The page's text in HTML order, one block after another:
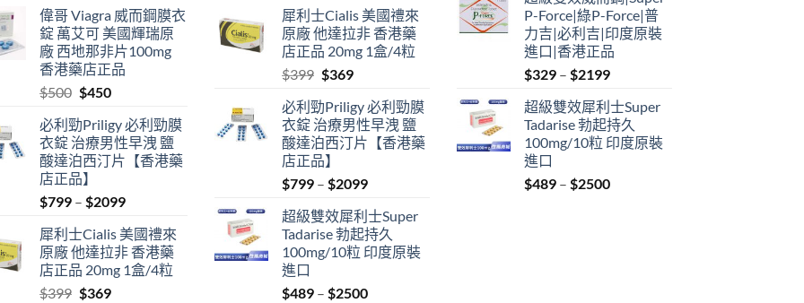
$489
through
$2500
偉哥 Viagra 威而鋼膜衣
錠 萬艾可 美國輝瑞原
廠 西地那非片100mg
香港藥店正品
$500 Original
was:
$500.
$450Current
is:
$450.
必利勁Priligy 必利勁膜
衣錠 治療男性早洩 鹽
酸達泊西汀片【香港藥
店正品】
$799 – $2099Price
$799
through
$2099
犀利士Cialis 美國禮來
原廠 他達拉非 香港藥
店正品 20mg 1盒/4粒
$399 Original
$369Current
was:
$500.
is:
$450.
犀利士Cialis 美國禮來
原廠 他達拉非 香港藥
店正品 20mg 1盒/4粒
$399 Original
was:
$399.
$369Current
is:
$369.
必利勁Priligy 必利勁膜
衣錠 治療男性早洩 鹽
酸達泊西汀片【香港藥
店正品】
$799 – $2099Price
$799
through
$2099
超級雙效犀利士Super
Tadarise 勃起持久
100mg/10粒 印度原裝
進口
$489 – $2500Price
through
$2199
P-Force|綠P-Force|普
力吉|必利吉|印度原裝
進口|香港正品
$329 – $2199Price
$329
through
$2199
超級雙效犀利士Super
Tadarise 勃起持久
100mg/10粒 印度原裝
進口
$489 – $2500Price